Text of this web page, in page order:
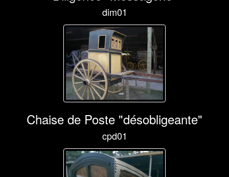
dim01
Chaise de Poste "désobligeante"
cpd01